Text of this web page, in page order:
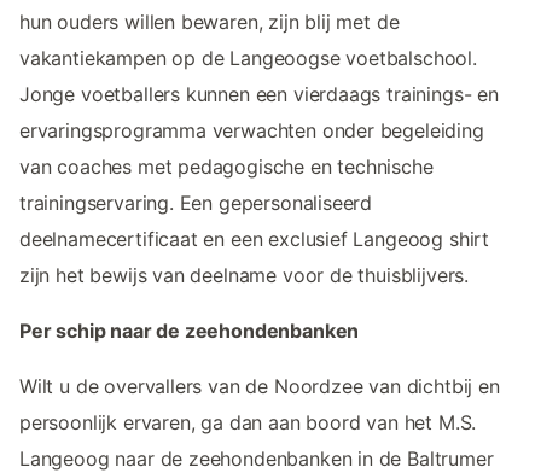
hun ouders willen bewaren, zijn blij met de
vakantiekampen op de Langeoogse voetbalschool.
Jonge voetballers kunnen een vierdaags trainings- en
ervaringsprogramma verwachten onder begeleiding
van coaches met pedagogische en technische
trainingservaring. Een gepersonaliseerd
deelnamecertificaat en een exclusief Langeoog shirt
zijn het bewijs van deelname voor de thuisblijvers.
Per schip naar de zeehondenbanken
Wilt u de overvallers van de Noordzee van dichtbij en
persoonlijk ervaren, ga dan aan boord van het M.S.
Langeoog naar de zeehondenbanken in de Baltrumer